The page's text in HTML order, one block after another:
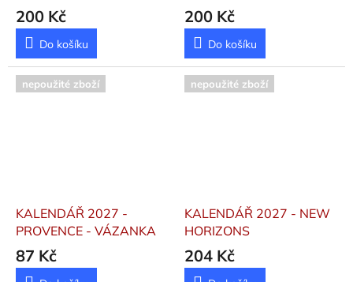
200 Kč
Do košíku
200 Kč
Do košíku
nepoužité zboží
KALENDÁŘ 2027 -
PROVENCE - VÁZANKA
87 Kč
nepoužité zboží
KALENDÁŘ 2027 - NEW
HORIZONS
204 Kč